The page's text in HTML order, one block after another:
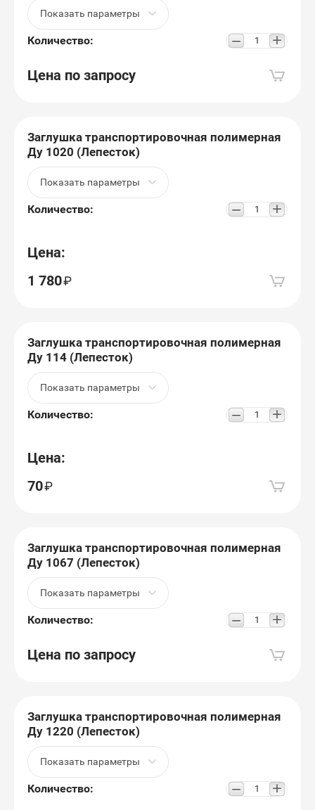
Показать параметры
Количество: − +
Цена по запросу
Заглушка транспортировочная полимерная
Ду 1020 (Лепесток)
Показать параметры
Количество: − +
Цена:
1 780
Заглушка транспортировочная полимерная
Ду 114 (Лепесток)
Показать параметры
Количество: − +
Цена:
70
Заглушка транспортировочная полимерная
Ду 1067 (Лепесток)
Показать параметры
Количество: − +
Цена по запросу
Заглушка транспортировочная полимерная
Ду 1220 (Лепесток)
Показать параметры
Количество: − +